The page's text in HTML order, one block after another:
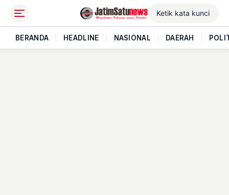
BERANDA HEADLINE NASIONAL DAERAH